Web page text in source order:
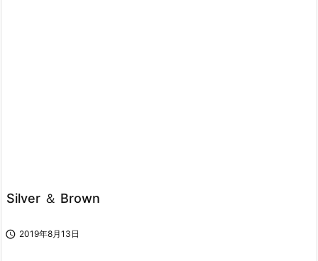
Silver ＆ Brown
 2019年8月13日